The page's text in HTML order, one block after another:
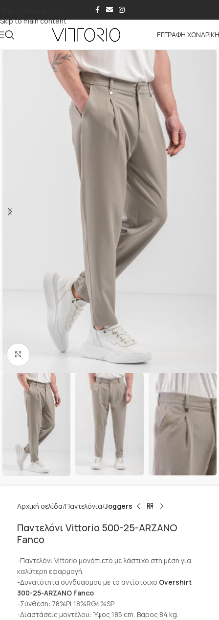
Skip to main content
ΕΓΓΡΑΦΗ
Κλικ για μεγέθυνση
Αρχική σελίδα Παντελόνια Joggers
Παντελόνι Vittorio 500-25-ARZANO
Fanco
-Παντελόνι Vittorio μονόπιετο με λάστιχο στη μέση για
καλύτερη εφαρμογή.
-Δυνατότητα συνδυασμού με το αντίστοιχο Overshirt
300-25-ARZANO Fanco
-Σύνθεση: 78%PL18%RG4%SP
-Διαστάσεις μοντέλου: Ύψος 185 cm, Βάρος 84 kg.